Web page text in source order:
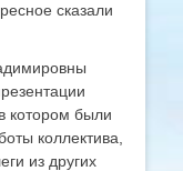
сказали
котором были
коллектива,
из других